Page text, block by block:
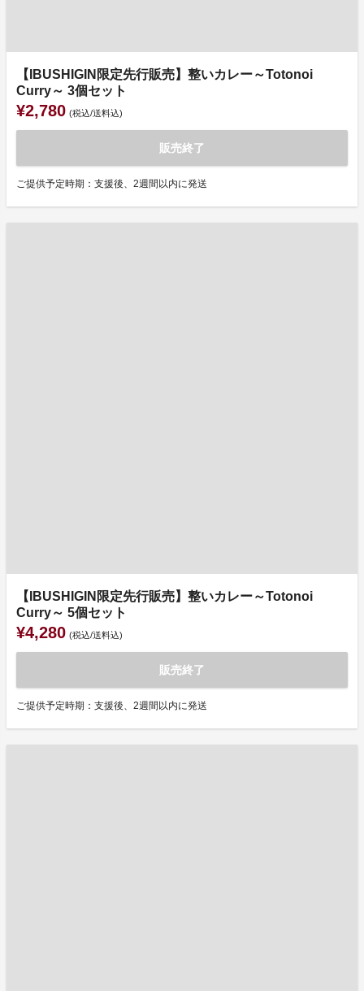
【IBUSHIGIN限定先行販売】整いカレー～Totonoi
Curry～ 3個セット
¥2,780 (税込/送料込)
販売終了
ご提供予定時期：支援後、2週間以内に発送
【IBUSHIGIN限定先行販売】整いカレー～Totonoi
Curry～ 5個セット
¥4,280 (税込/送料込)
販売終了
ご提供予定時期：支援後、2週間以内に発送